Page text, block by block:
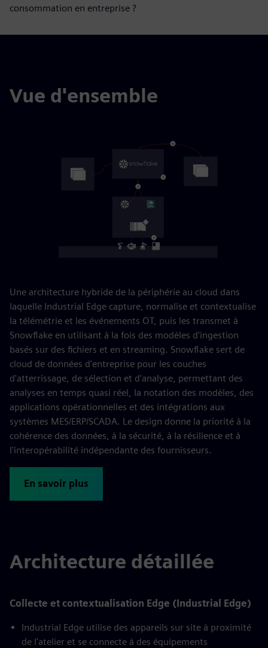
consommation en entreprise ?
Vue d'ensemble
Une architecture hybride de la périphérie au cloud dans
laquelle Industrial Edge capture, normalise et contextualise
la télémétrie et les événements OT, puis les transmet à
Snowflake en utilisant à la fois des modèles d'ingestion
basés sur des fichiers et en streaming. Snowflake sert de
cloud de données d'entreprise pour les couches
d'atterrissage, de sélection et d'analyse, permettant des
analyses en temps quasi réel, la notation des modèles, des
applications opérationnelles et des intégrations aux
systèmes MES/ERP/SCADA. Le design donne la priorité à la
cohérence des données, à la sécurité, à la résilience et à
l'interopérabilité indépendante des fournisseurs.
En savoir plus
Architecture détaillée
Collecte et contextualisation Edge (Industrial Edge)
Industrial Edge utilise des appareils sur site à proximité
de l'atelier et se connecte à des équipements